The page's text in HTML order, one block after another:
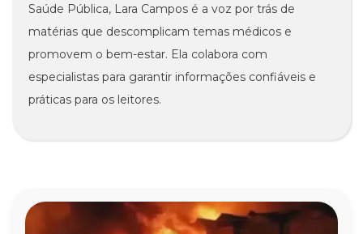
Saúde Pública, Lara Campos é a voz por trás de
matérias que descomplicam temas médicos e
promovem o bem-estar. Ela colabora com
especialistas para garantir informações confiáveis e
práticas para os leitores.